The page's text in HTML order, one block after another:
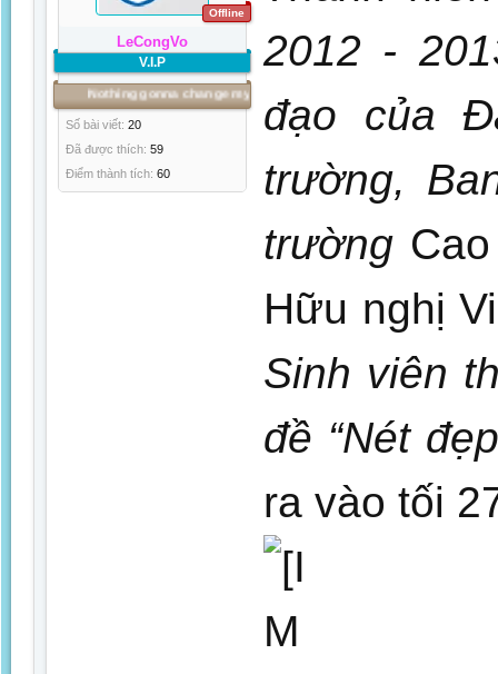
Offline
LeCongVo
V.I.P
Nothing gonna change my love for you!
Số bài viết: 20
Đã được thích: 59
Điểm thành tích: 60
2012 -
đạo của
trường,
trường
Hữu nghị
Sinh viên
đề “Nét
ra vào tối